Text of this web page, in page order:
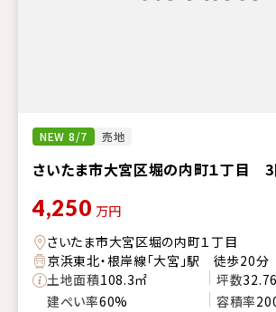
NEW 8/7 売地
さいたま市大宮区堀の内町１丁目
4,250 万円
さいたま市大宮区堀の内町１丁目
京浜東北・根岸線「大宮」駅 徒歩20分
土地面積108.3㎡ 坪数
建ぺい率60% 容積率